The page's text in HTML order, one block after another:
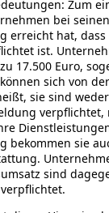
Zum
bei
erreicht hat,
ist.
17.500 Euro,
sich von
sie sind
bekommen sie
sind